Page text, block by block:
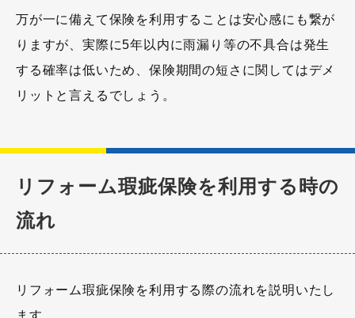
万が一に備えて保険を利用することは安心感にも繋が
りますが、実際に5年以内に雨漏り等の不具合は発生
する確率は低いため、保険期間の短さに関してはデメ
リットと言えるでしょう。
リフォーム瑕疵保険を利用する時の
流れ
リフォーム瑕疵保険を利用する際の流れを説明いたし
ます。